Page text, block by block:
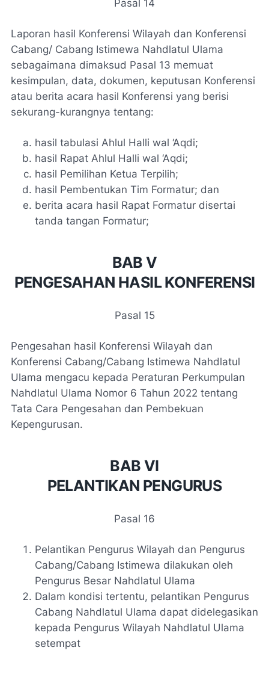
Pasal 14
Laporan hasil Konferensi Wilayah dan Konferensi
Cabang/ Cabang Istimewa Nahdlatul Ulama
sebagaimana dimaksud Pasal 13 memuat
kesimpulan, data, dokumen, keputusan Konferensi
atau berita acara hasil Konferensi yang berisi
sekurang-kurangnya tentang:
hasil tabulasi Ahlul Halli wal ‘Aqdi;
hasil Rapat Ahlul Halli wal ‘Aqdi;
hasil Pemilihan Ketua Terpilih;
hasil Pembentukan Tim Formatur; dan
berita acara hasil Rapat Formatur disertai
tanda tangan Formatur;
BAB V
PENGESAHAN HASIL KONFERENSI
Pasal 15
Pengesahan hasil Konferensi Wilayah dan
Konferensi Cabang/Cabang Istimewa Nahdlatul
Ulama mengacu kepada Peraturan Perkumpulan
Nahdlatul Ulama Nomor 6 Tahun 2022 tentang
Tata Cara Pengesahan dan Pembekuan
Kepengurusan.
BAB VI
PELANTIKAN PENGURUS
Pasal 16
Pelantikan Pengurus Wilayah dan Pengurus
Cabang/Cabang Istimewa dilakukan oleh
Pengurus Besar Nahdlatul Ulama
Dalam kondisi tertentu, pelantikan Pengurus
Cabang Nahdlatul Ulama dapat didelegasikan
kepada Pengurus Wilayah Nahdlatul Ulama
setempat